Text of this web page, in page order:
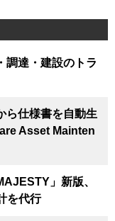
調達・建設のトラ
ら仕様書を自動生
Asset Mainten
」新版、
を代行